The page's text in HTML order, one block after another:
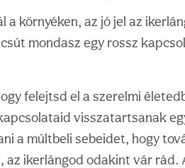
a környéken, az jó jel az
mondasz egy rossz
felejtsd el a szerelmi
visszatartsanak
a múltbeli sebeidet, hogy
az ikerlángod odakint vár rád.